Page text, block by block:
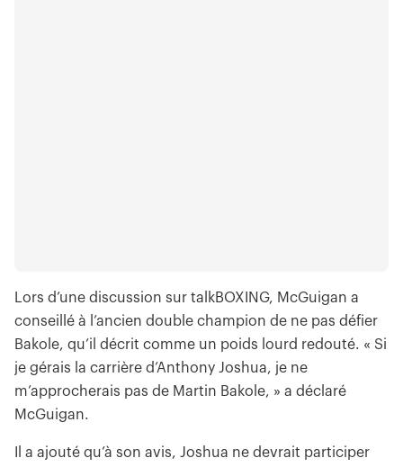
Lors d’une discussion sur talkBOXING, McGuigan a
conseillé à l’ancien double champion de ne pas défier
Bakole, qu’il décrit comme un poids lourd redouté. « Si
je gérais la carrière d’Anthony Joshua, je ne
m’approcherais pas de Martin Bakole, » a déclaré
McGuigan.
Il a ajouté qu’à son avis, Joshua ne devrait participer